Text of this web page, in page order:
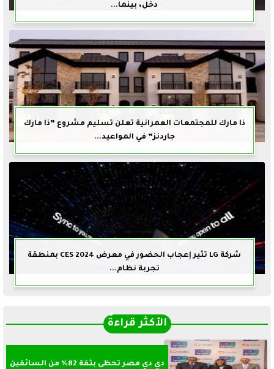
دخل، بينما...
ذا مارك للمجتمعات العمرانية تعلن تسليم مشروع ”ذا مارك
جاردنز” في المواعيد...
شركة LG تثير إعجاب الحضور في معرض CES 2024 بمنطقة
تجربة نظام...
الأكثر قراءةً
دي دي مصر تحظى بثقة 82% من السائقين